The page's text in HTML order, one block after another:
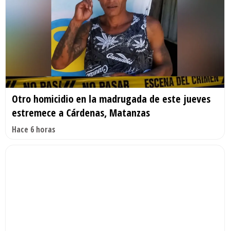
Otro homicidio en la madrugada de este jueves
estremece a Cárdenas, Matanzas
Hace 6 horas